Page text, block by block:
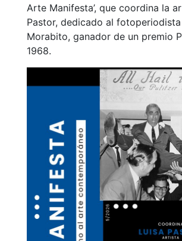
Arte Manifesta’, que coordina la
Pastor, dedicado al
Morabito, ganador de un premio
1968.